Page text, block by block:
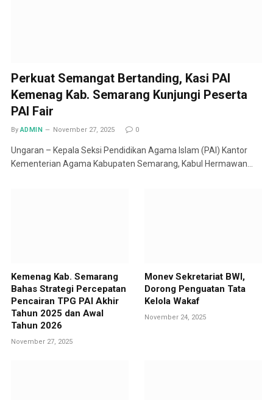
Perkuat Semangat Bertanding, Kasi PAI
Kemenag Kab. Semarang Kunjungi Peserta
PAI Fair
By ADMIN November 27, 2025 0
Ungaran – Kepala Seksi Pendidikan Agama Islam (PAI) Kantor
Kementerian Agama Kabupaten Semarang, Kabul Hermawan…
Kemenag Kab. Semarang
Bahas Strategi Percepatan
Pencairan TPG PAI Akhir
Tahun 2025 dan Awal
Tahun 2026
November 27, 2025
Monev Sekretariat BWI,
Dorong Penguatan Tata
Kelola Wakaf
November 24, 2025